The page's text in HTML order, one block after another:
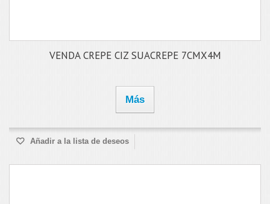
VENDA CREPE CIZ SUACREPE 7CMX4M
Más
Añadir a la lista de deseos